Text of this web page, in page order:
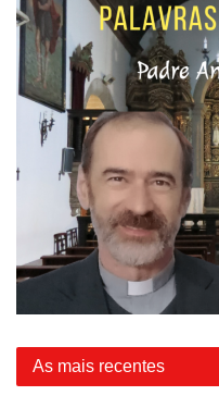
As mais recentes